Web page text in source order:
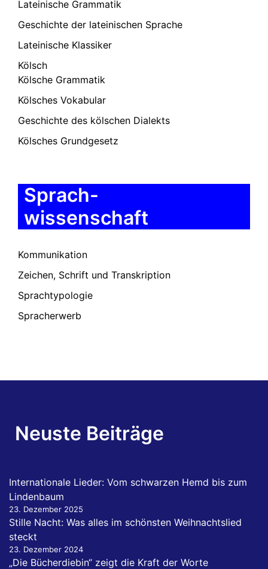
Lateinische Grammatik
Geschichte der lateinischen Sprache
Lateinische Klassiker
Kölsch
Kölsche Grammatik
Kölsches Vokabular
Geschichte des kölschen Dialekts
Kölsches Grundgesetz
Sprach-
wissenschaft
Kommunikation
Zeichen, Schrift und Transkription
Sprachtypologie
Spracherwerb
Neuste Beiträge
Internationale Lieder: Vom schwarzen Hemd bis zum
Lindenbaum
23. Dezember 2025
Stille Nacht: Was alles im schönsten Weihnachtslied
steckt
23. Dezember 2024
„Die Bücherdiebin“ zeigt die Kraft der Worte